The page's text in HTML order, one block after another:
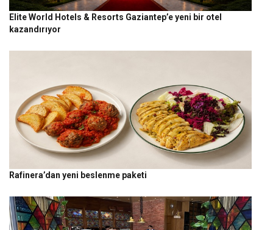
Elite World Hotels & Resorts Gaziantep’e yeni bir otel
kazandırıyor
Rafinera’dan yeni beslenme paketi